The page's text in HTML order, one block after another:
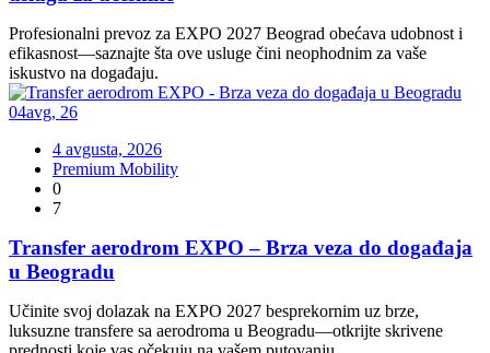
Profesionalni prevoz za EXPO 2027 Beograd obećava udobnost i
efikasnost—saznajte šta ove usluge čini neophodnim za vaše
iskustvo na događaju.
04avg, 26
4 avgusta, 2026
Premium Mobility
0
7
Transfer aerodrom EXPO – Brza veza do događaja
u Beogradu
Učinite svoj dolazak na EXPO 2027 besprekornim uz brze,
luksuzne transfere sa aerodroma u Beogradu—otkrijte skrivene